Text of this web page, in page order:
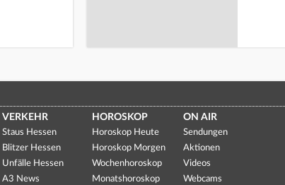
VERKEHR
Staus Hessen
Blitzer Hessen
Unfälle Hessen
A3 News
HOROSKOP
Horoskop Heute
Horoskop Morgen
Wochenhoroskop
Monatshoroskop
ON AIR
Sendungen
Aktionen
Videos
Webcams